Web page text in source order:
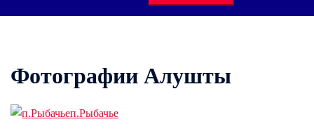
Фотографии Алушты
п.Рыбачье